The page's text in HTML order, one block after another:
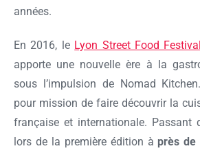
années.
En 2016, le Lyon Street Food Festival
apporte une nouvelle ère à la
sous l’impulsion de Nomad
pour mission de faire découvrir la
française et internationale. Passant
lors de la première édition à près de